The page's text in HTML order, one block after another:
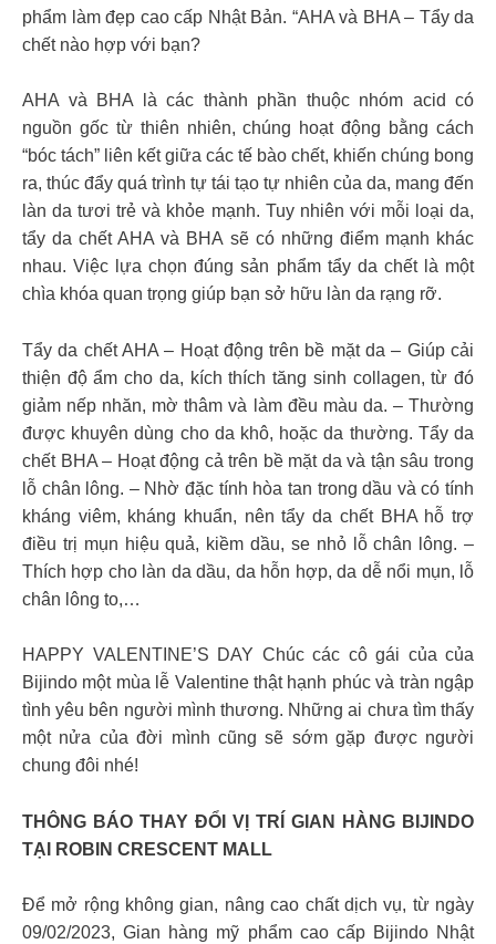
phẩm làm đẹp cao cấp Nhật Bản. “AHA và BHA – Tẩy da
chết nào hợp với bạn?
AHA và BHA là các thành phần thuộc nhóm acid có
nguồn gốc từ thiên nhiên, chúng hoạt động bằng cách
“bóc tách” liên kết giữa các tế bào chết, khiến chúng bong
ra, thúc đẩy quá trình tự tái tạo tự nhiên của da, mang đến
làn da tươi trẻ và khỏe mạnh. Tuy nhiên với mỗi loại da,
tẩy da chết AHA và BHA sẽ có những điểm mạnh khác
nhau. Việc lựa chọn đúng sản phẩm tẩy da chết là một
chìa khóa quan trọng giúp bạn sở hữu làn da rạng rỡ.
Tẩy da chết AHA – Hoạt động trên bề mặt da – Giúp cải
thiện độ ẩm cho da, kích thích tăng sinh collagen, từ đó
giảm nếp nhăn, mờ thâm và làm đều màu da. – Thường
được khuyên dùng cho da khô, hoặc da thường. Tẩy da
chết BHA – Hoạt động cả trên bề mặt da và tận sâu trong
lỗ chân lông. – Nhờ đặc tính hòa tan trong dầu và có tính
kháng viêm, kháng khuẩn, nên tẩy da chết BHA hỗ trợ
điều trị mụn hiệu quả, kiềm dầu, se nhỏ lỗ chân lông. –
Thích hợp cho làn da dầu, da hỗn hợp, da dễ nổi mụn, lỗ
chân lông to,…
HAPPY VALENTINE’S DAY Chúc các cô gái của của
Bijindo một mùa lễ Valentine thật hạnh phúc và tràn ngập
tình yêu bên người mình thương. Những ai chưa tìm thấy
một nửa của đời mình cũng sẽ sớm gặp được người
chung đôi nhé!
THÔNG BÁO THAY ĐỔI VỊ TRÍ GIAN HÀNG BIJINDO
TẠI ROBIN CRESCENT MALL
Để mở rộng không gian, nâng cao chất dịch vụ, từ ngày
09/02/2023, Gian hàng mỹ phẩm cao cấp Bijindo Nhật